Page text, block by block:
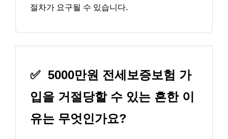
절차가 요구될 수 있습니다.
✅ 5000만원 전세보증보험 가
입을 거절당할 수 있는 흔한 이
유는 무엇인가요?